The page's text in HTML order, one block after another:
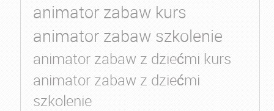
animator zabaw kurs
animator zabaw szkolenie
animator zabaw z dziećmi kurs
animator zabaw z dziećmi
szkolenie